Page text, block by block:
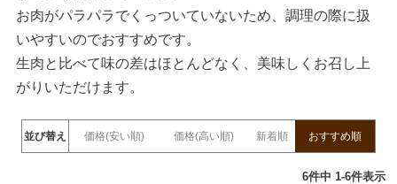
お肉がパラパラでくっついていないため、調理の際に扱
いやすいのでおすすめです。
生肉と比べて味の差はほとんどなく、美味しくお召し上
がりいただけます。
並び替え 価格(安い順) 価格(高い順) 新着順 おすすめ順
6件中 1-6件表示